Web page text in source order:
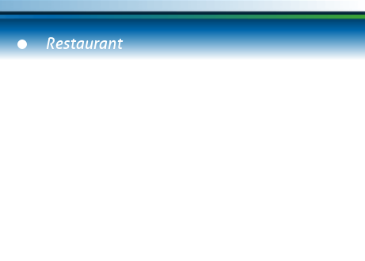
Restaurant